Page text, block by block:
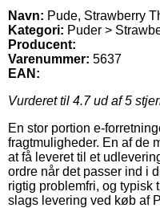
Navn: Pude, Strawberry
Kategori: Puder >
Producent:
Varenummer: 5637
EAN:
Vurderet til 4.7ud af 5
En stor portion e-
fragtmuligheder. En af de
at få leveret til et
ordre når det passer ind i
rigtig problemfri, og typisk
slags levering ved køb af